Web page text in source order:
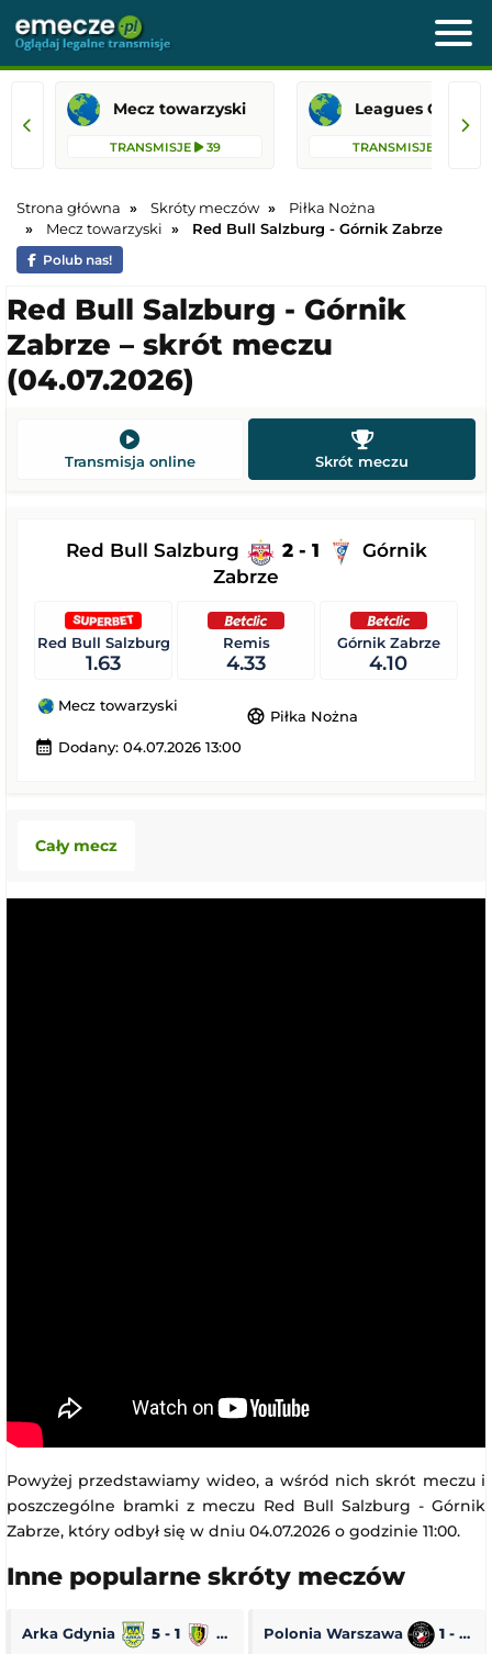
Mecz towarzyski
TRANSMISJE 39 TRANSMISJE
Strona główna Skróty meczów
Piłka Nożna
Mecz towarzyski
Red Bull Salzburg - Górnik Zabrze
Polub nas!
Red Bull Salzburg - Górnik
Zabrze – skrót meczu
(04.07.2026)
Transmisja online Skrót meczu
Red Bull Salzburg 2 - 1
Górnik
Zabrze
Red Bull Salzburg
1.63
Remis
4.33
Górnik Zabrze
4.10
Mecz towarzyski
sports_soccer Piłka Nożna
calendar_month Dodany: 04.07.2026 13:00
Cały mecz
Powyżej przedstawiamy wideo, a wśród nich skrót meczu i
poszczególne bramki z meczu Red Bull Salzburg - Górnik
Zabrze, który odbył się w dniu 04.07.2026 o godzinie 11:00.
Inne popularne skróty meczów
Arka Gdynia 5 - 1 Polonia Warszawa 1 - 0